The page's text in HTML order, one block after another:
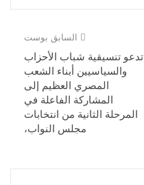
السابق بوست
تدعو تنسيقية شباب الأحزاب
والسياسيين أبناء الشعب
المصري العظيم إلى
المشاركة الفاعلة في
المرحلة الثانية من انتخابات
مجلس النواب،